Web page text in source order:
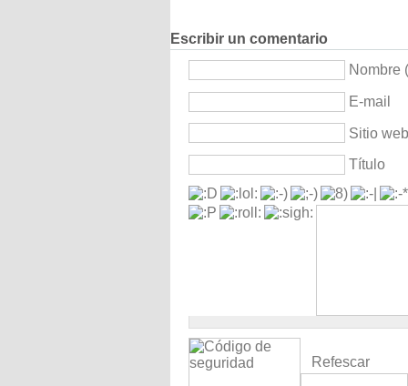
Escribir un comentario
Nombre
E-mail
Sitio web
Título
Refescar